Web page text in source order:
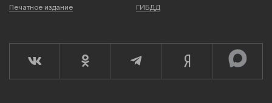
Печатное издание
ГИБДД